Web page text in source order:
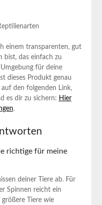
einem transparenten, gut
bist, das einfach zu
für deine
dieses Produkt genau
den‌ folgenden Link,
es dir‌ zu sichern: Hier
.
richtige für meine
⁤deiner Tiere⁢ ab. Für
Spinnen ​reicht ⁤ein
größere‍ Tiere wie